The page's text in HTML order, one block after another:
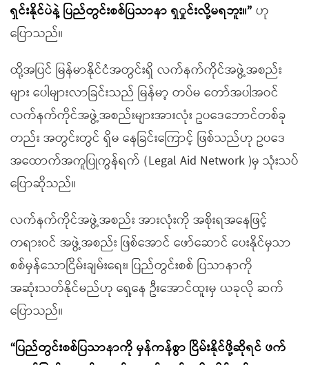
ရှင်းနိုင်ပဲနဲ့ ပြည်တွင်းစစ်ပြသာနာ ရှှုင်းလို့မရဘူး။” ဟု
ပြောသည်။
ထို့အပြင် မြန်မာနိုင်ငံအတွင်းရှိ လက်နက်ကိုင်အဖွဲ့အစည်း
များ ပေါများလာခြင်းသည် မြန်မာ့ တပ်မ တော်အပါအဝင်
လက်နက်ကိုင်အဖွဲ့အစည်းများအားလုံး ဥပဒေဘောင်တစ်ခု
တည်း အတွင်းတွင် ရှိမ နေခြင်းကြောင့် ဖြစ်သည်ဟု ဥပဒေ
အထောက်အကူပြုကွန်ရက် (Legal Aid Network )မှ သုံးသပ်
ပြောဆိုသည်။
လက်နက်ကိုင်အဖွဲ့အစည်း အားလုံးကို အစိုးရအနေဖြင့်
တရားဝင် အဖွဲ့အစည်း ဖြစ်အောင် ဖော်ဆောင် ပေးနိုင်မှသာ
စစ်မှန်သောငြိမ်းချမ်းရေး၊ ပြည်တွင်းစစ် ပြသာနာကို
အဆုံးသတ်နိုင်မည်ဟု ရှေ့နေ ဦးအောင်ထူးမှ ယခုလို ဆက်
ပြောသည်။
“ပြည်တွင်းစစ်ပြသာနာကို မှန်ကန်စွာ ငြိမ်းနိုင်ဖို့ဆိုရင် ဖက်